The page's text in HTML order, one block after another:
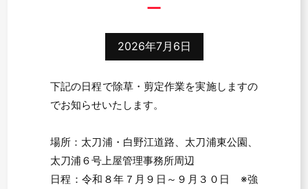
2026年7月6日
下記の日程で除草・剪定作業を実施しますの
でお知らせいたします。
場所：太刀浦・白野江道路、太刀浦東公園、
太刀浦６号上屋管理事務所周辺
日程：令和８年７月９日～９月３０日 ※強